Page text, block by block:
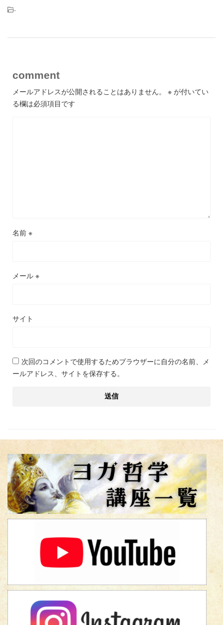
-
comment
メールアドレスが公開されることはありません。 ※ が付いてい
る欄は必須項目です
名前 ※
メール ※
サイト
次回のコメントで使用するためブラウザーに自分の名前、メ
ールアドレス、サイトを保存する。